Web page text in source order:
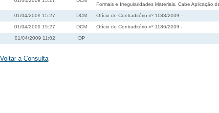
Formais e Irregularidades Materiais. Cabe Aplicação
01/04/2009 15:27 DCM Ofício de Contraditório nº 1183/2009 -
01/04/2009 15:27 DCM Ofício de Contraditório nº 1186/2009 -
01/04/2009 11:02 DP
Voltar a Consulta